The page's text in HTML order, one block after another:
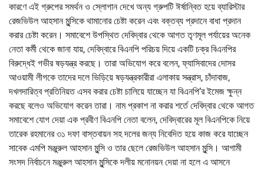
কারণে এই গ্রুপের সমর্থন ও স্লোগান দেখে অন্য গ্রুপটি ঈর্ষান্বিত হয়ে ব্যারিস্টার
রেজভিউল আহসান মুন্সিকে থামানোর চেষ্টা করেন এবং বক্তব্য প্রদানে বাধা প্রদান
করার চেষ্টা করেন। সমাবেশে উপস্থিত দেবিদ্বার থেকে আগত তৃণমূল পর্যায়ের অনেক
নেতা কর্মী থেকে জানা যায়, দেবিদ্বারে বিএনপি পরিচয় দিয়ে একটি চক্র বিএনপির
বিরুদ্ধেই গভীর ষড়যন্ত্র করছে। তারা অভিযোগ করে বলেন, ফ্যাসিবাদের দোসর
আওয়ামী লীগকে তাদের দলে ভিড়িয়ে ষড়যন্ত্রকারীরা এলাকায় সন্ত্রাস, চাঁদাবাজ,
দখলদারিত্ব প্রতিনিয়ত এসব করার চেষ্টা চালিয়ে যাচ্ছেন যা বিএনপি’র ইমেজ ক্ষুন্ন
করছে বলেও অভিযোগ করেন তারা। নাম প্রকাশ না করার শর্তে দেবিদ্বার থেকে আগত
সমাবেশে যোগ দেয়া এক প্রবীণ বিএনপি নেতা বলেন, দেবিদ্বারের মূল বিএনপিকে নিয়ে
তারেক রহমানের ৩১ দফা বাস্তবায়ন সহ দলের জন্য নিবেদিত হয়ে কাজ করে যাচ্ছেন
সাবেক এমপি মঞ্জুরুল আহসান মুন্সি ও তার ছেলে রেজভিউল আহসান মুন্সি। আগামী
সংসদ নির্বাচনে মঞ্জুরুল আহসান মুন্সিকে দলীয় মনোনয়ন দেয়া না হলে এ আসনে